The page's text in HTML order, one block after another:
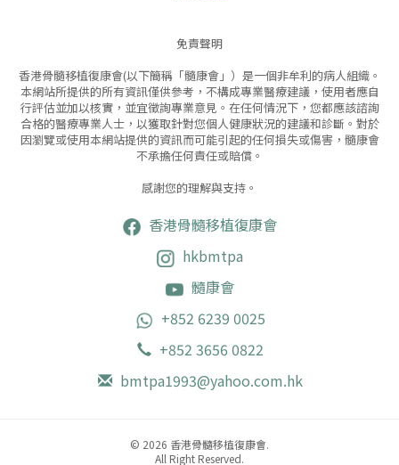
免責聲明
香港骨髓移植復康會(以下簡稱「髓康會」）是一個非牟利的病人組織。
本網站所提供的所有資訊僅供參考，不構成專業醫療建議，使用者應自
行評估並加以核實，並宜徵詢專業意見。 在任何情況下，您都應該諮詢
合格的醫療專業人士，以獲取針對您個人健康狀況的建議和診斷。對於
因瀏覽或使用本網站提供的資訊而可能引起的任何損失或傷害，髓康會
不承擔任何責任或賠償。
感謝您的理解與支持。
香港骨髓移植復康會
hkbmtpa
髓康會
+852 6239 0025
+852 3656 0822
bmtpa1993@yahoo.com.hk
© 2026 香港骨髓移植復康會.
All Right Reserved.